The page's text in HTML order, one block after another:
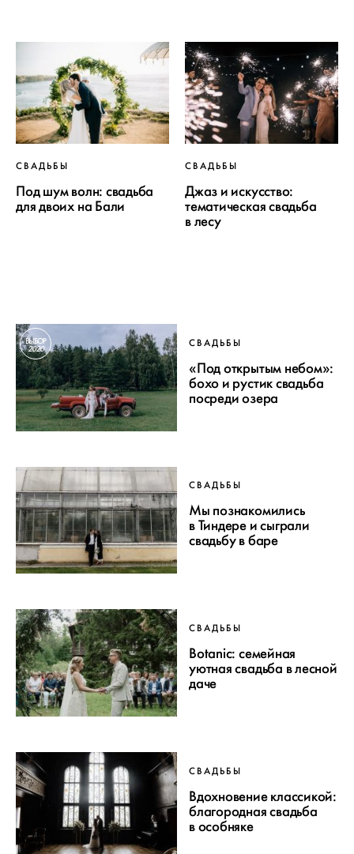
СВАДЬБЫ
Под шум волн: свадьба
для двоих на Бали
СВАДЬБЫ
Джаз и искусство:
тематическая свадьба
в лесу
ВЫБОР
2020
СВАДЬБЫ
«Под открытым небом»:
бохо и рустик свадьба
посреди озера
СВАДЬБЫ
Мы познакомились
в Тиндере и сыграли
свадьбу в баре
СВАДЬБЫ
Botanic: семейная
уютная свадьба в лесной
даче
СВАДЬБЫ
Вдохновение классикой:
благородная свадьба
в особняке